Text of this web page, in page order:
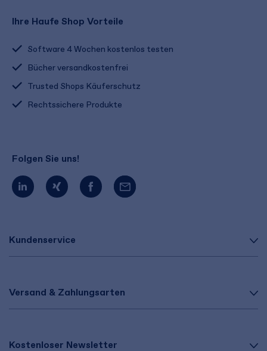
Kundenservice
Versand & Zahlungsarten
Kostenloser Newsletter
Ihre Haufe Shop Vorteile
Software 4 Wochen kostenlos testen
Bücher versandkostenfrei
Trusted Shops Käuferschutz
Rechtssichere Produkte
Folgen Sie uns!